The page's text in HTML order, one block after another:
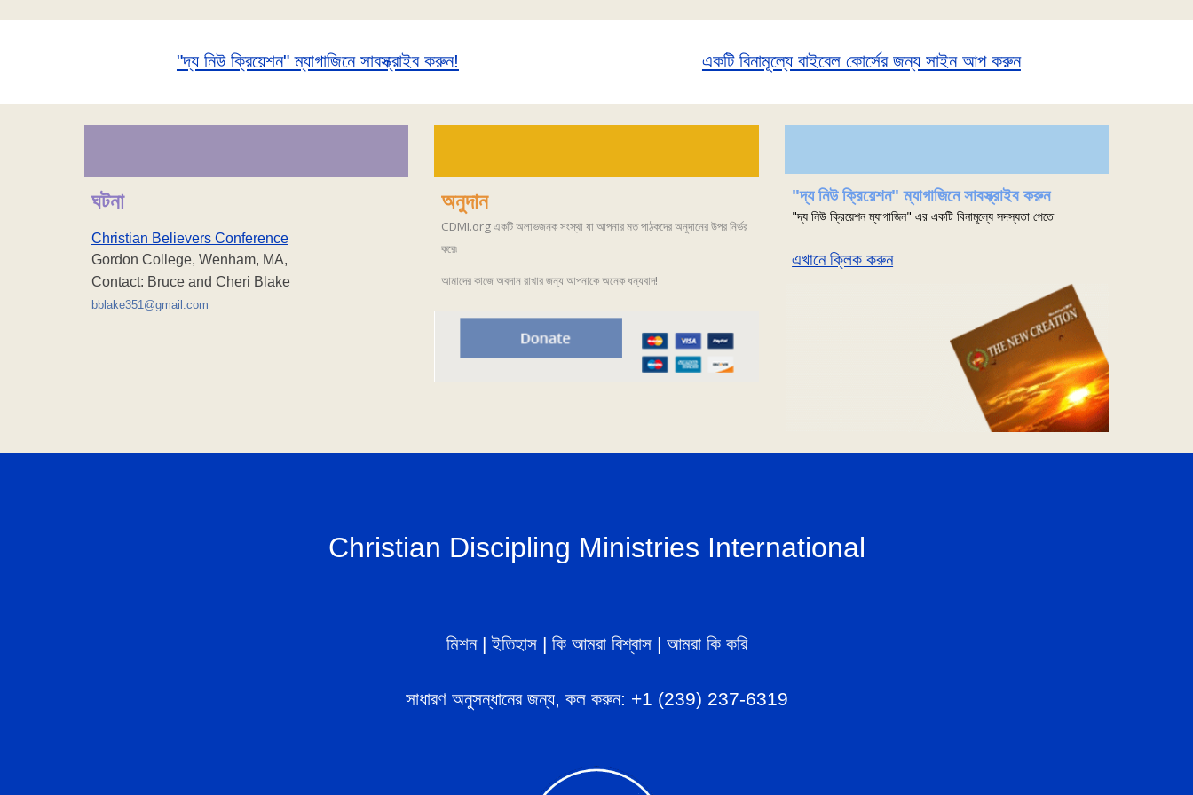
"দ্য নিউ ক্রিয়েশন" ম্যাগাজিনে সাবস্ক্রাইব করুন! একটি বিনামূল্যে বাইবেল কোর্সের জন্য সাইন আপ করুন
ঘটনা
Christian Believers Conference
Gordon College, Wenham, MA,
Contact: Bruce and Cheri Blake
bblake351@gmail.com
অনুদান
CDMI.org একটি অলাভজনক সংস্থা যা আপনার মত পাঠকদের অনুদানের উপর নির্ভর
করে৷
আমাদের কাজে অবদান রাখার জন্য আপনাকে অনেক ধন্যবাদ!
"দ্য নিউ ক্রিয়েশন" ম্যাগাজিনে সাবস্ক্রাইব করুন
"দ্য নিউ ক্রিয়েশন ম্যাগাজিন" এর একটি বিনামূল্যে সদস্যতা পেতে
এখানে ক্লিক করুন
Christian Discipling Ministries International
মিশন|ইতিহাস| কি আমরা বিশ্বাস| আমরা কি করি
সাধারণ অনুসন্ধানের জন্য, কল করুন: +1 (239) 237-6319